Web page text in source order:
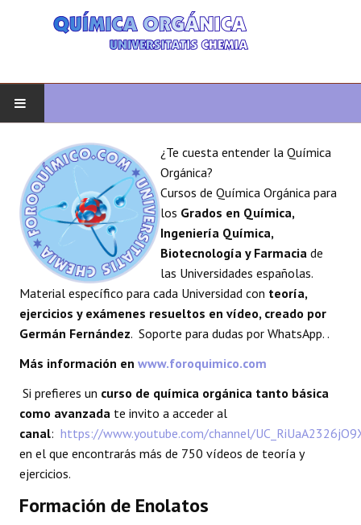
QUÍMICA ORGÁNICA
ORGÁNICA AVANZADA
HETEROCICLOS
SÍNTESIS
ESPECTROSCOPÍA
¿Te cuesta entender la Química
Orgánica?
Cursos de Química Orgánica para
los Grados en Química,
Ingeniería Química,
Biotecnología y Farmacia de
las Universidades españolas.
Material específico para cada Universidad con teoría,
ejercicios y exámenes resueltos en vídeo, creado por
Germán Fernández. Soporte para dudas por WhatsApp. .
Más información en www.foroquimico.com
Si prefieres un curso de química orgánica tanto básica
como avanzada te invito a acceder al
canal: https://www.youtube.com/channel/
en el que encontrarás más de 750 vídeos de teoría y
ejercicios.
Formación de Enolatos